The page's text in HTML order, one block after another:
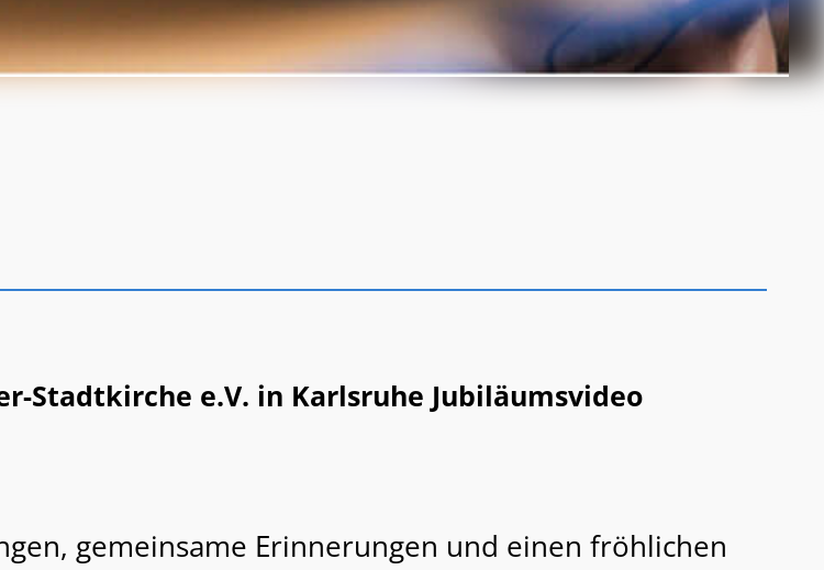
Stadtkirche e.V. in Karlsruhe Jubiläumsvideo
gemeinsame Erinnerungen und einen fröhlichen